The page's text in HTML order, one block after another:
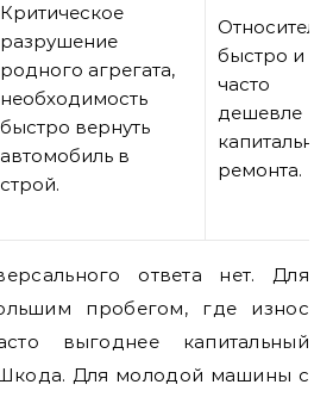
Критическое
разрушение
родного агрегата,
необходимость
быстро вернуть
автомобиль в
строй.
быстро и
часто
дешевле
ремонта.
ответа нет. Для
пробегом, где износ
выгоднее капитальный
Для молодой машины с